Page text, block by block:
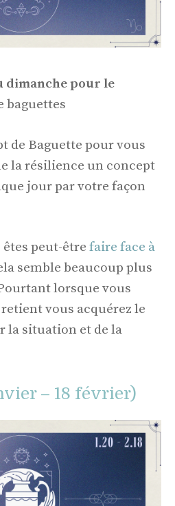
dimanche pour le
baguettes
de Baguette pour vous
la résilience un concept
jour par votre façon
peut-être faire face à
semble beaucoup plus
lorsque vous
vous acquérez le
la situation et de la
– 18 février)